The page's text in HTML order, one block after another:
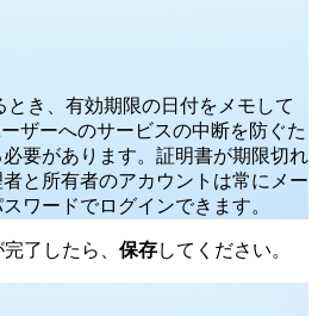
とき、有効期限の日付をメモして
ザーへのサービスの中断を防ぐた
要があります。証明書が期限切れ
と所有者のアカウントは常にメー
ワードでログインできます。
了したら、 保存してください。